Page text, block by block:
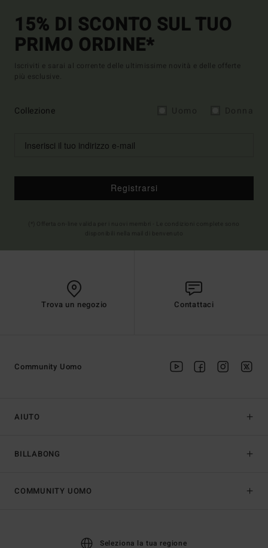
15% DI SCONTO SUL TUO
PRIMO ORDINE*
Iscriviti e sarai al corrente delle ultimissime novità e delle offerte
più esclusive.
Collezione
Registrarsi
Trova un negozio Contattaci
AIUTO
BILLABONG
Community Uomo
COMMUNITY UOMO
Seleziona la tua regione